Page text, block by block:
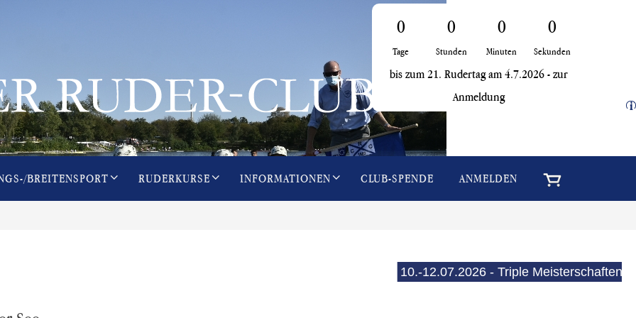
0
Tage
0
Stunden
0
Minuten
0
Sekunden
bis zum 21. Rudertag am 4.7.2026 - zur
Anmeldung
i
BREITENSPORT RUDERKURSE INFORMATIONEN CLUB-SPENDE ANMELDEN
10.-12.07.2026 - Triple Meisterschaften (E-